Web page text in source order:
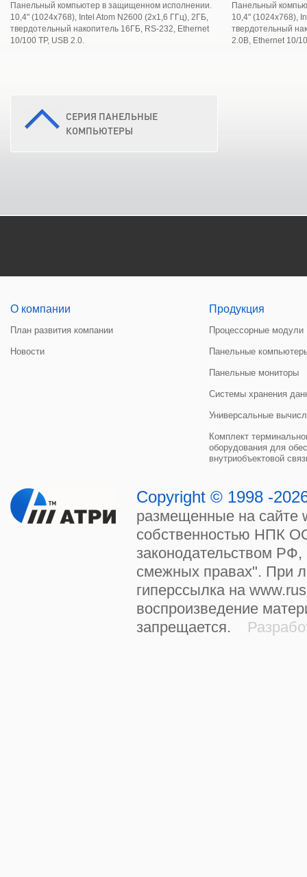
Панельный компьютер в защищенном исполнении.
10,4" (1024х768), Intel Atom N2600 (2х1,6 ГГц), 2ГБ,
твердотельный накопитель 16ГБ, RS-232, Ethernet
10/100 ТР, USB 2.0.
Панельный
10,4" (1024х768),
твердотельный
2.0B, Ethernet 10/
СЕРИЯ ПАНЕЛЬНЫЕ
КОМПЬЮТЕРЫ
О компании
План развития компании
Новости
Продукция
Процессорные модули
Панельные
Панельные мониторы
Системы хранения
Универсальные
Комплект
оборудования для
внутриобъектовой
Copyright © 1998 -
размещенные на сайте
собственностью НПК
законодательством
смежных правах". При
гиперссылка на
воспроизведение
запрещается.